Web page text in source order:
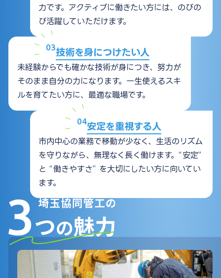
力です。アクティブに働きたい方には、のびの
び活躍していただけます。
03技術を身につけたい人
未経験からでも確かな技術が身につき、努力が
そのまま自分の力になります。一生使えるスキ
ルを育てたい方に、最適な職場です。
04安定を重視する人
市内中心の業務で移動が少なく、生活のリズム
を守りながら、無理なく長く働けます。“安定”
と “働きやすさ” を大切にしたい方に向いてい
ます。